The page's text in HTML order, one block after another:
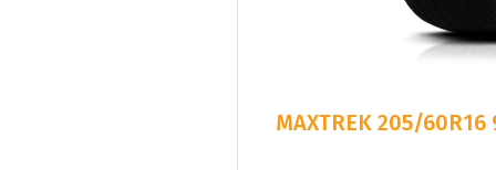
MAXTREK 205/60R16